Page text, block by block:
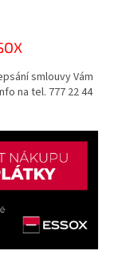
smlouvy Vám
na tel. 777 22 44